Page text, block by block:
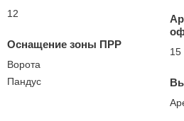
12
Оснащение зоны ПРР
Ворота
Пандус
15